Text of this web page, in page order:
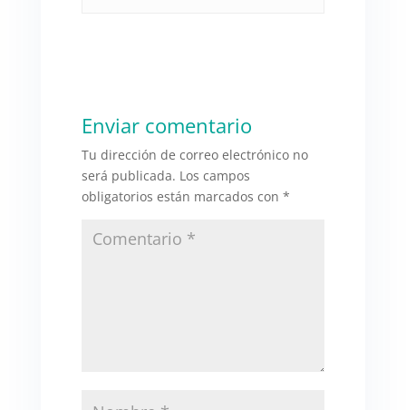
Enviar comentario
Tu dirección de correo electrónico no
será publicada. Los campos
obligatorios están marcados con *